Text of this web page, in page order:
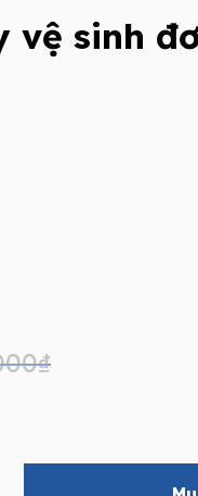
vệ sinh
₫